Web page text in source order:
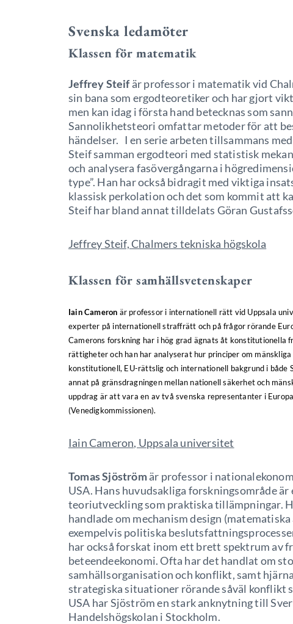
Svenska ledamöter
Klassen för matematik
Jeffrey Steifär professor i matematik vid
sin bana som ergodteoretiker och har gjort
men kan idag i första hand betecknas som
Sannolikhetsteori omfattar metoder för att
händelser. I en serie arbeten tillsammans
Steif samman ergodteori med statistisk
och analysera fasövergångarna i
type”. Han har också bidragit med viktiga
klassisk perkolation och det som kommit att
Steif har bland annat tilldelats Göran
Jeffrey Steif, Chalmers tekniska högskola
Klassen för samhällsvetenskaper
Iain Cameron är professor i internationell rätt vid Uppsala
experter på internationell straffrätt och på frågor rörande
Camerons forskning har i hög grad ägnats åt konstitutionella
rättigheter och han har analyserat hur principer om
konstitutionell, EU-rättslig och internationell bakgrund i både
annat på gränsdragningen mellan nationell säkerhet och
uppdrag är att vara en av två svenska representanter i
(Venedigkommissionen).
Iain Cameron, Uppsala universitet
Tomas Sjöströmär professor i
USA. Hans huvudsakliga forskningsområde
teoriutveckling som praktiska tillämpningar.
handlade om mechanism design
exempelvis politiska
har också forskat inom ett brett spektrum av
beteendeekonomi. Ofta har det handlat om
samhällsorganisation och konflikt, samt
strategiska situationer rörande såväl konflikt
USA har Sjöström en stark anknytning till
Handelshögskolan i Stockholm.